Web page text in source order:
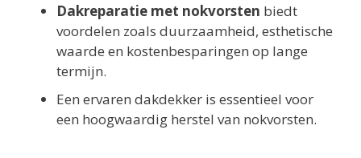
Dakreparatie met nokvorsten biedt
voordelen zoals duurzaamheid, esthetische
waarde en kostenbesparingen op lange
termijn.
Een ervaren dakdekker is essentieel voor
een hoogwaardig herstel van nokvorsten.